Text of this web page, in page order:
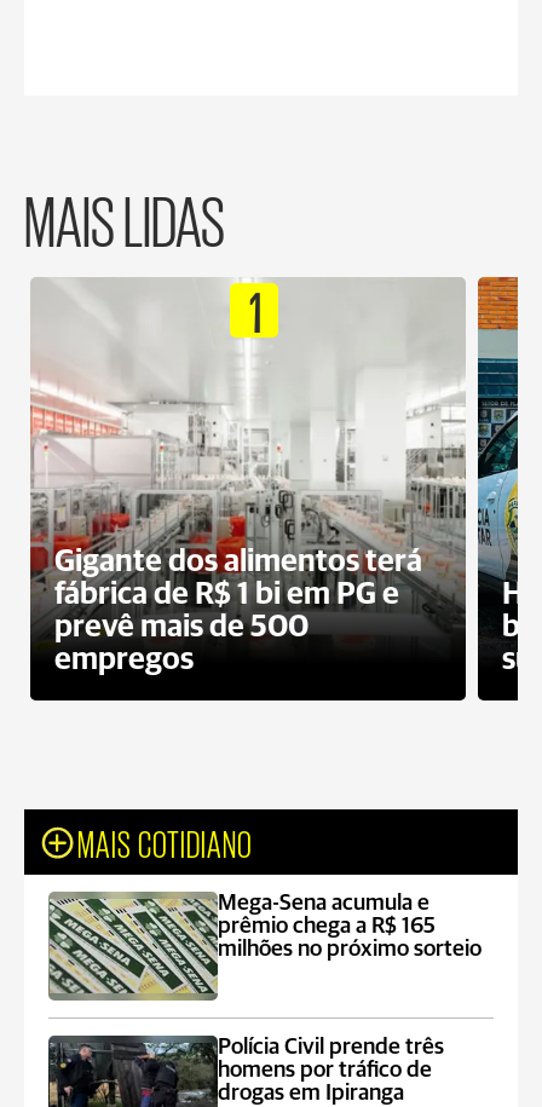
MAIS LIDAS
1
Gigante dos alimentos terá
fábrica de R$ 1 bi em PG e
prevê mais de 500
empregos
MAIS COTIDIANO
Mega-Sena acumula e
prêmio chega a R$ 165
milhões no próximo sorteio
Polícia Civil prende três
homens por tráfico de
drogas em Ipiranga